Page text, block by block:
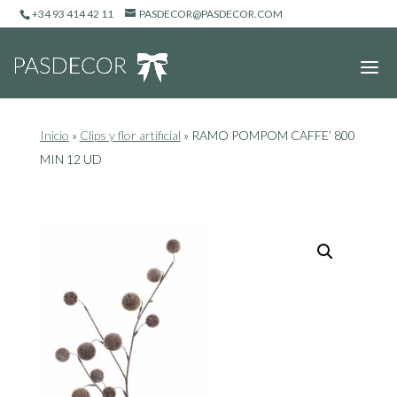
+34 93 414 42 11 PASDECOR@PASDECOR.COM
Inicio » Clips y flor artificial » RAMO POMPOM CAFFE’ 800
MIN 12 UD